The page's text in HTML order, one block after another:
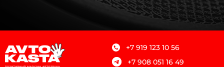
+7 919 123 10 56
+7 908 051 16 49